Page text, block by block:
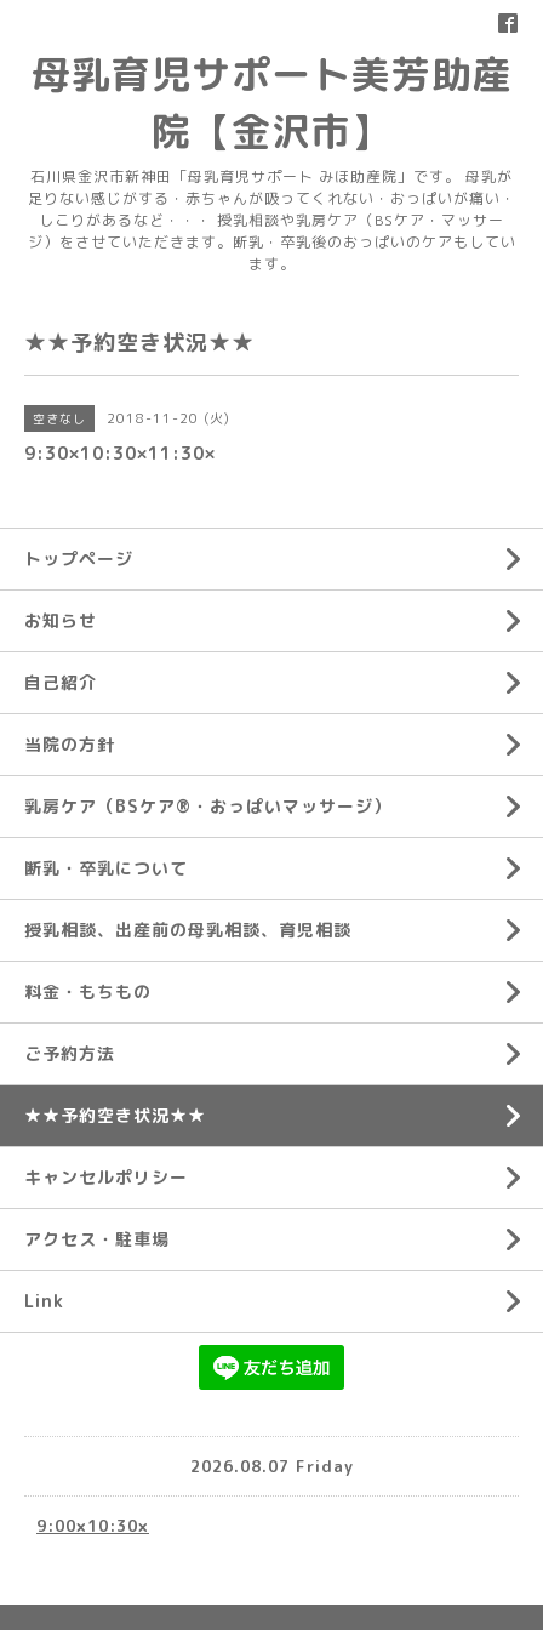
母乳育児サポート美芳助産
院【金沢市】
石川県金沢市新神田「母乳育児サポート みほ助産院」です。 母乳が
足りない感じがする・赤ちゃんが吸ってくれない・おっぱいが痛い・
しこりがあるなど・・・ 授乳相談や乳房ケア（BSケア・マッサー
ジ）をさせていただきます。断乳・卒乳後のおっぱいのケアもしてい
ます。
★★予約空き状況★★
空きなし 2018-11-20 (火)
9:30×10:30×11:30×
トップページ
お知らせ
自己紹介
当院の方針
乳房ケア（BSケア®︎・おっぱいマッサージ）
断乳・卒乳について
授乳相談、出産前の母乳相談、育児相談
料金・もちもの
ご予約方法
★★予約空き状況★★
キャンセルポリシー
アクセス・駐車場
Link
2026.08.07 Friday
9:00×10:30×